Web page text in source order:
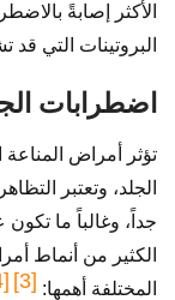
الأكثر إصابةً
البروتينات التي
اضطرابات
تؤثر أمراض
الجلد، وتعتبر
جداً، وغالباً ما
الكثير من أنماط
المختلفة أهمها: [3]
[4]